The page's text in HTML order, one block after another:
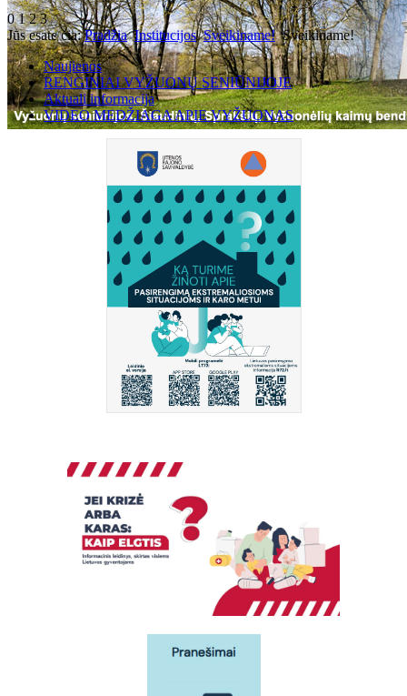
0123
Jūs esate čia:Pradžia Institucijos Sveikiname! Sveikiname!
Naujienos
RENGINIAI VYŽUONŲ SENIŪNIJOJE
Aktuali informacija
VIDEO MEDŽIAGA APIE VYŽUONAS